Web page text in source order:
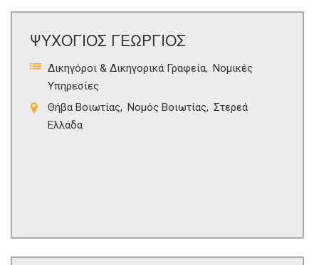
ΨΥΧΟΓΙΟΣ ΓΕΩΡΓΙΟΣ
Δικηγόροι & Δικηγορικά Γραφεία Νομικές
Υπηρεσίες
Θήβα Βοιωτίας
Νομός Βοιωτίας
Στερεά
Ελλάδα